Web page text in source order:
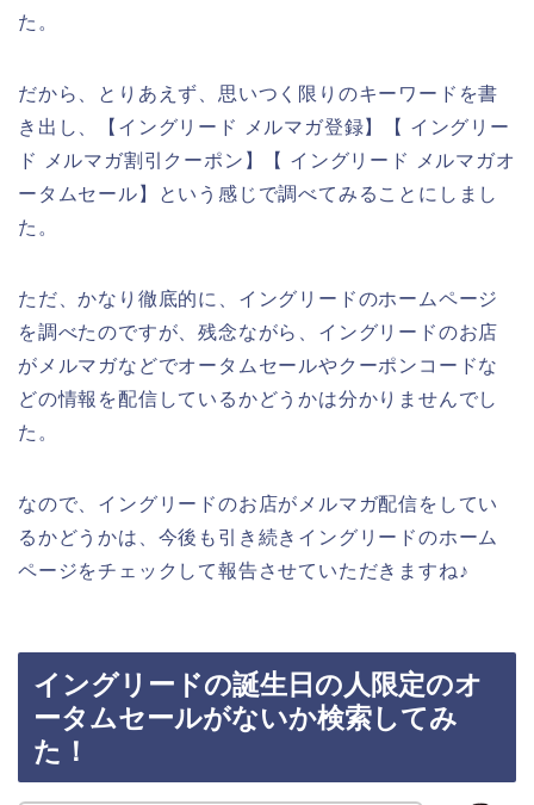
た。
だから、とりあえず、思いつく限りのキーワードを書
き出し、【イングリード メルマガ登録】【 イングリー
ド メルマガ割引クーポン】【 イングリード メルマガオ
ータムセール】という感じで調べてみることにしまし
た。
ただ、かなり徹底的に、イングリードのホームページ
を調べたのですが、残念ながら、イングリードのお店
がメルマガなどでオータムセールやクーポンコードな
どの情報を配信しているかどうかは分かりませんでし
た。
なので、イングリードのお店がメルマガ配信をしてい
るかどうかは、今後も引き続きイングリードのホーム
ページをチェックして報告させていただきますね♪
イングリードの誕生日の人限定のオ
ータムセールがないか検索してみ
た！